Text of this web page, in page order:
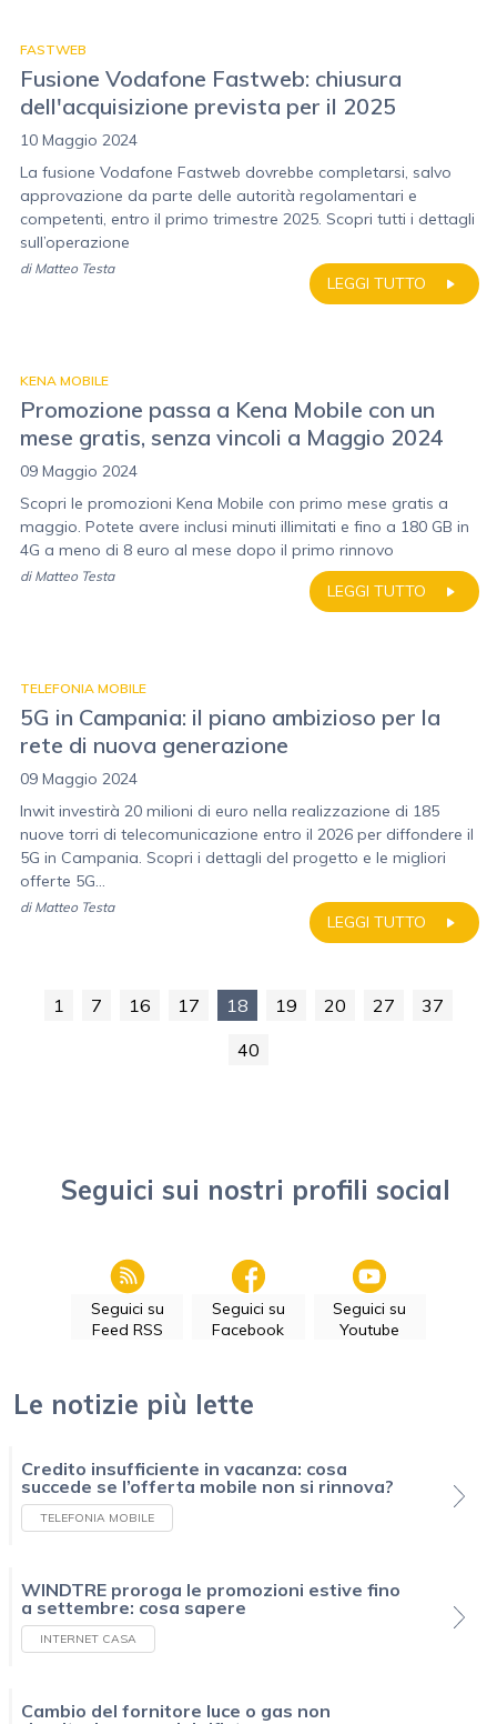
FASTWEB
Fusione Vodafone Fastweb: chiusura
dell'acquisizione prevista per il 2025
10 Maggio 2024
La fusione Vodafone Fastweb dovrebbe completarsi, salvo
approvazione da parte delle autorità regolamentari e
competenti, entro il primo trimestre 2025. Scopri tutti i dettagli
sull’operazione
LEGGI TUTTO
di Matteo Testa
KENA MOBILE
Promozione passa a Kena Mobile con un
mese gratis, senza vincoli a Maggio 2024
09 Maggio 2024
Scopri le promozioni Kena Mobile con primo mese gratis a
maggio. Potete avere inclusi minuti illimitati e fino a 180 GB in
4G a meno di 8 euro al mese dopo il primo rinnovo
LEGGI TUTTO
di Matteo Testa
TELEFONIA MOBILE
5G in Campania: il piano ambizioso per la
rete di nuova generazione
09 Maggio 2024
Inwit investirà 20 milioni di euro nella realizzazione di 185
nuove torri di telecomunicazione entro il 2026 per diffondere il
5G in Campania. Scopri i dettagli del progetto e le migliori
offerte 5G...
LEGGI TUTTO
di Matteo Testa
1 7 16 17 18 19 20 27
37
40
Seguici sui nostri profili social
Seguici su
Feed RSS
Seguici su
Facebook
Seguici su
Youtube
Le notizie più lette
Credito insufficiente in vacanza: cosa
succede se l’offerta mobile non si rinnova?
TELEFONIA MOBILE
WINDTRE proroga le promozioni estive fino
a settembre: cosa sapere
INTERNET CASA
Cambio del fornitore luce o gas non